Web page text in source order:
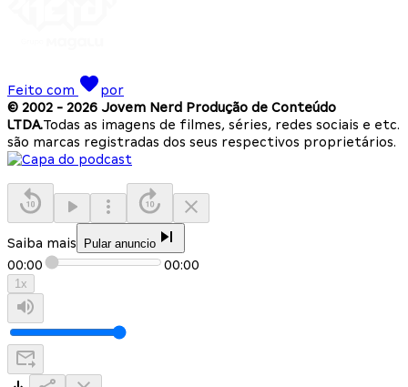
Feito com
por
© 2002 - 2026 Jovem Nerd Produção de Conteúdo
LTDA.Todas as imagens de filmes, séries, redes sociais e etc.
são marcas registradas dos seus respectivos proprietários.
Saiba mais Pular anuncio
00:00 00:00
1x